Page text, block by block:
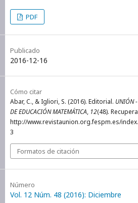
PDF
Publicado
2016-12-16
Cómo citar
Abar, C., & Igliori, S. (2016). Editorial. UNIÓN -
DE EDUCACIÓN MATEMÁTICA, 12(48).
http://www.revistaunion.org.fespm.es/
3
Formatos de citación
Número
Vol. 12 Núm. 48 (2016): Diciembre